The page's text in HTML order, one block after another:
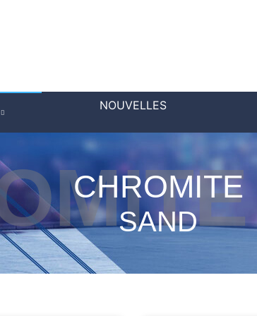
NOUVELLES
CHROMITE
SAND